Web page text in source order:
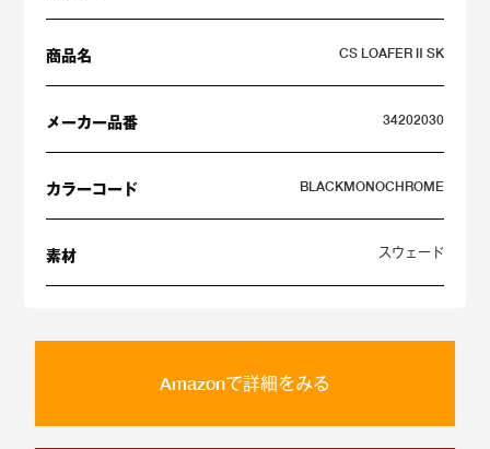
商品名 CS LOAFER Ⅱ SK
メーカー品番 34202030
カラーコード BLACKMONOCHROME
素材 スウェード
Amazonで詳細をみる